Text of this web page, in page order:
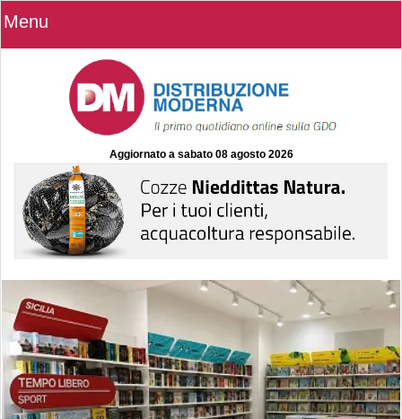
Menu
Aggiornato a sabato 08 agosto 2026